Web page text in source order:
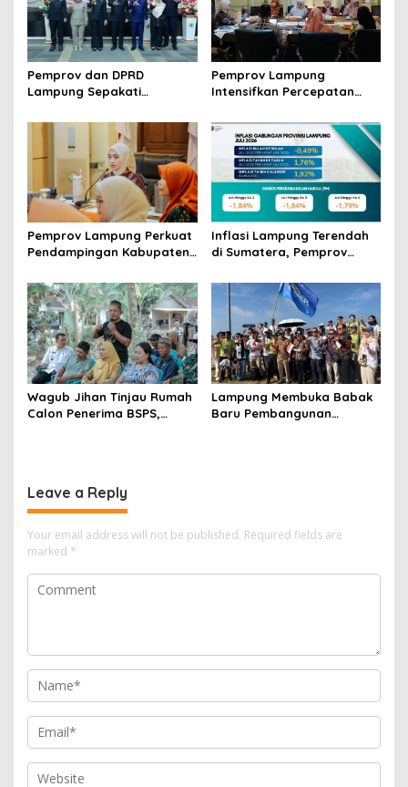
n
Pemprov dan DPRD
Lampung Sepakati
2026
Pemprov Lampung
Intensifkan Percepatan
Tuberkulosis di Tanggamus
Pemprov Lampung Perkuat
Pendampingan Kabupaten
TBC di Tanggamus
Inflasi Lampung Terendah
di Sumatera, Pemprov
Distribusi Pangan
Wagub Jihan Tinjau Rumah
Calon Penerima BSPS,
Lampung Membuka Babak
Baru Pembangunan
Leave a Reply
Your email address will not be published. Required fields are
marked *